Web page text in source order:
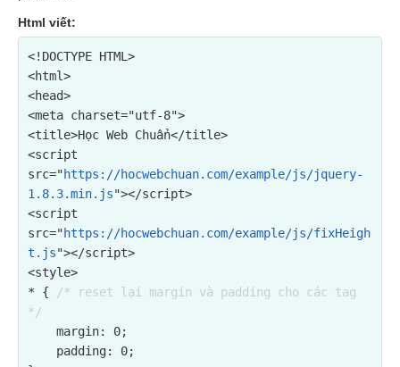
Html viết:
<!DOCTYPE HTML>
<html>
<head>
<meta charset="utf-8">
<script
src="https://hocwebchuan.com/example/js/jquery-
1.8.3.min.js"></script>
<script
src="https://hocwebchuan.com/example/js/fixHeigh
t.js"></script>
<style>
* {
/* reset lại margin và padding cho các tag
*/